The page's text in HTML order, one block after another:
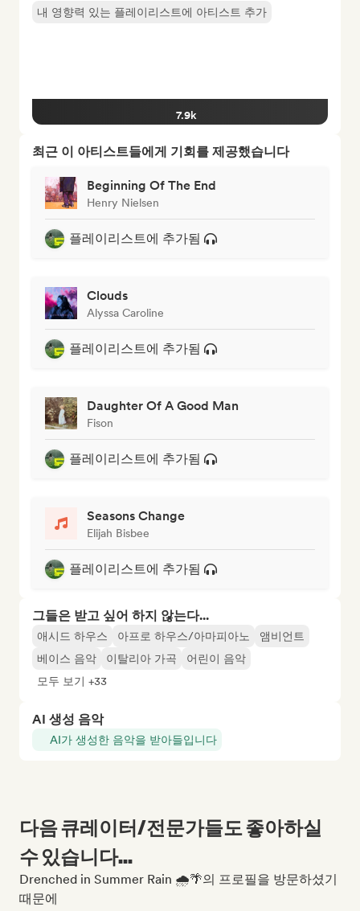
내 영향력 있는 플레이리스트에 아티스트 추가
7.9k
최근 이 아티스트들에게 기회를 제공했습니다
Beginning Of The End
Henry Nielsen
플레이리스트에 추가됨
Clouds
Alyssa Caroline
플레이리스트에 추가됨
Daughter Of A Good Man
Fison
플레이리스트에 추가됨
Seasons Change
Elijah Bisbee
플레이리스트에 추가됨
그들은 받고 싶어 하지 않는다...
애시드 하우스 아프로 하우스/아마피아노
앰비언트
베이스 음악
이탈리아 가곡
어린이 음악
모두 보기 +33
AI 생성 음악
AI가 생성한 음악을 받아들입니다
다음 큐레이터/전문가들도 좋아하실
수 있습니다...
Drenched in Summer Rain 🌧️🌴의 프로필을 방문하셨기
때문에